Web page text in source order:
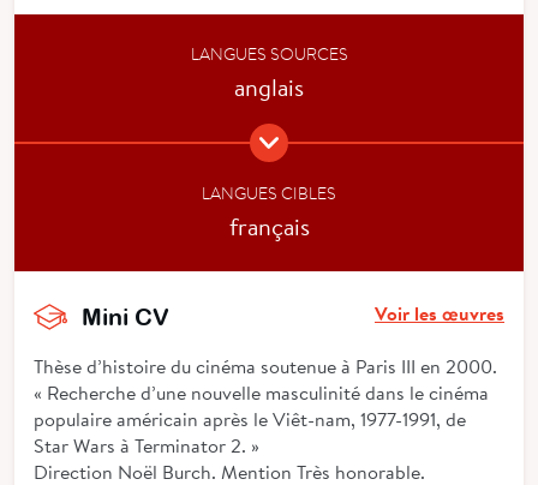
LANGUES SOURCES
anglais
LANGUES CIBLES
français
Mini CV Voir les œuvres
Thèse d’histoire du cinéma soutenue à Paris III en 2000.
« Recherche d’une nouvelle masculinité dans le cinéma
populaire américain après le Viêt-nam, 1977-1991, de
Star Wars à Terminator 2. »
Direction Noël Burch. Mention Très honorable.